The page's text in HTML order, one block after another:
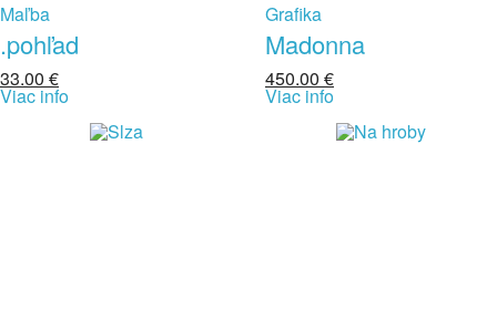
Maľba
.pohľad
33.00 €
Viac info
Grafika
Madonna
450.00 €
Viac info